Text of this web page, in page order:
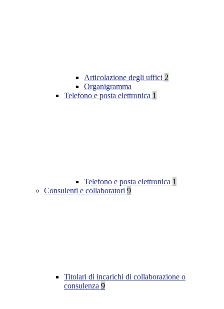
Articolazione degli uffici 2
Organigramma
Telefono e posta elettronica 1
Telefono e posta elettronica 1
Consulenti e collaboratori 9
Titolari di incarichi di collaborazione o
consulenza 9